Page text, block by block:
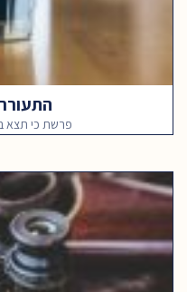
פרשת כי תצא